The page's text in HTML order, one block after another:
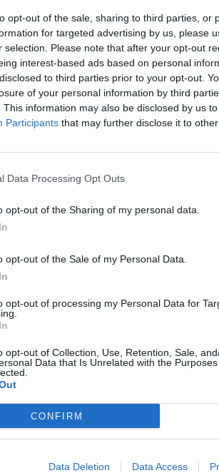
opt-out of the sale, sharing to third parties, or
for targeted advertising by us, please
selection. Please note that after your opt-out
interest-based ads based on personal
to third parties prior to your opt-out.
of your personal information by third
This information may also be disclosed by us
Participants that may further disclose it to
Data Processing Opt Outs
opt-out of the Sharing of my personal data.
opt-out of the Sale of my Personal Data.
opt-out of processing my Personal Data for
opt-out of Collection, Use, Retention, Sale,
Data that Is Unrelated with the
CONFIRM
Data Deletion Data Access
dos utentes, reforçar a adesão
a consulta, serão aplicadas
para avaliar o cumprimento do
da consulta, refere
verificar o cumprimento do
e ativar os mecanismos
contactados através de um
com a equipa de
promover a literacia em saúde,
dos doentes. Segundo a ULS do
dos utentes sem